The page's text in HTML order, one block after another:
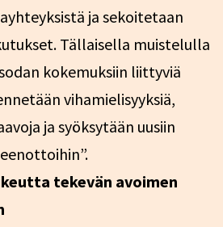
ja sekoitetaan
Tällaisella muistelulla
kokemuksiin liittyviä
vihamielisyyksiä,
ja syöksytään uusiin
tekevän avoimen